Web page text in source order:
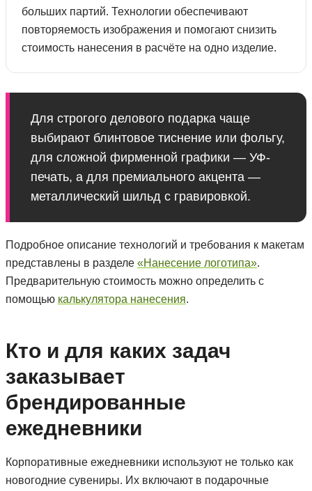
больших партий. Технологии обеспечивают
повторяемость изображения и помогают снизить
стоимость нанесения в расчёте на одно изделие.
Для строгого делового подарка чаще
выбирают блинтовое тиснение или фольгу,
для сложной фирменной графики — УФ-
печать, а для премиального акцента —
металлический шильд с гравировкой.
Подробное описание технологий и требования к макетам
представлены в разделе «Нанесение логотипа».
Предварительную стоимость можно определить с
помощью калькулятора нанесения.
Кто и для каких задач
заказывает
брендированные
ежедневники
Корпоративные ежедневники используют не только как
новогодние сувениры. Их включают в подарочные